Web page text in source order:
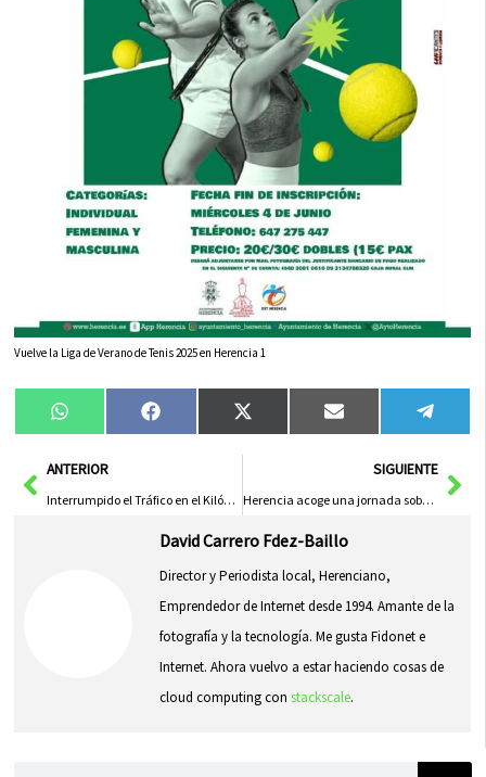
Vuelve la Liga de Verano de Tenis 2025 en Herencia 1
Compartir
en
WhatsAppCompartir
en
FacebookCompartir
en
X
(Twitter)
Compartir
en
Email
en
AntANTERIOR
Interrumpido el Tráfico en el Kilómetro 54 de la A-43 por Incendio de Camión
SIGUIENTE
Herencia acoge una jornada sobre Derecho y Discapacidad en el marco del 20º aniversario de los centros locales
David Carrero Fdez-Baillo
Director y Periodista local, Herenciano,
Emprendedor de Internet desde 1994. Amante de la
fotografía y la tecnología. Me gusta Fidonet e
Internet. Ahora vuelvo a estar haciendo cosas de
cloud computing con stackscale.